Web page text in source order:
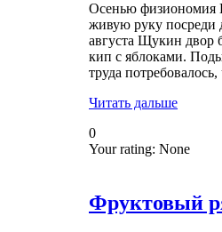
Осенью физиономия
живую руку посреди
августа Щукин двор
кип с яблоками.
труда
Читать дальше
0
Your rating: None
Фруктовый